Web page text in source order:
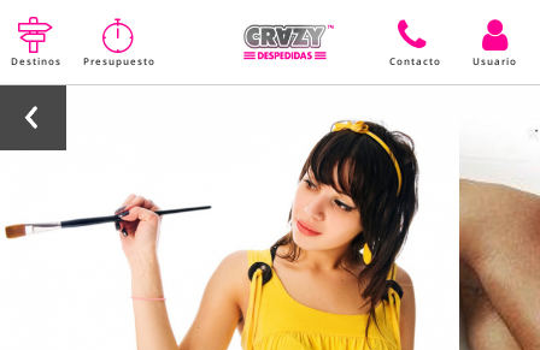
Destinos Presupuesto Contacto Usuario